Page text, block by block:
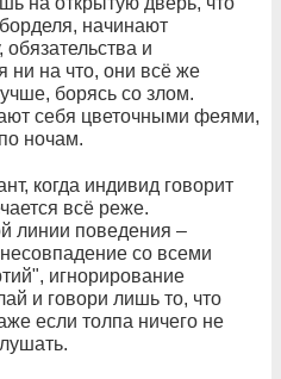
начинают
обязательства и
ни на что, они всё же
борясь со злом.
себя цветочными феями,
ночам.
когда индивид говорит
всё реже.
линии поведения –
со всеми
игнорирование
и говори лишь то, что
если толпа ничего не